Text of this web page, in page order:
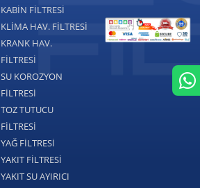
KABİN FİLTRESİ
KLİMA HAV. FİLTRESİ
KRANK HAV.
FİLTRESİ
SU KOROZYON
FİLTRESİ
TOZ TUTUCU
FİLTRESİ
YAĞ FİLTRESİ
YAKIT FİLTRESİ
YAKIT SU AYIRICI